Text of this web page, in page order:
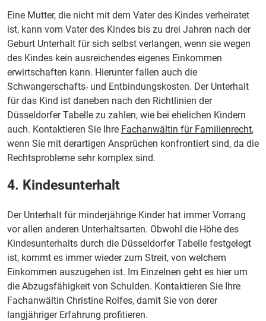
Eine Mutter, die nicht mit dem Vater des Kindes verheiratet
ist, kann vom Vater des Kindes bis zu drei Jahren nach der
Geburt Unterhalt für sich selbst verlangen, wenn sie wegen
des Kindes kein ausreichendes eigenes Einkommen
erwirtschaften kann. Hierunter fallen auch die
Schwangerschafts- und Entbindungskosten. Der Unterhalt
für das Kind ist daneben nach den Richtlinien der
Düsseldorfer Tabelle zu zahlen, wie bei ehelichen Kindern
auch. Kontaktieren Sie Ihre Fachanwältin für Familienrecht,
wenn Sie mit derartigen Ansprüchen konfrontiert sind, da die
Rechtsprobleme sehr komplex sind.
4. Kindesunterhalt
Der Unterhalt für minderjährige Kinder hat immer Vorrang
vor allen anderen Unterhaltsarten. Obwohl die Höhe des
Kindesunterhalts durch die Düsseldorfer Tabelle festgelegt
ist, kommt es immer wieder zum Streit, von welchem
Einkommen auszugehen ist. Im Einzelnen geht es hier um
die Abzugsfähigkeit von Schulden. Kontaktieren Sie Ihre
Fachanwältin Christine Rolfes, damit Sie von derer
langjähriger Erfahrung profitieren.